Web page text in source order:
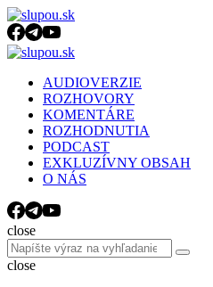
Menu
Search
Menu slupou.sk
AUDIOVERZIE
ROZHOVORY
KOMENTÁRE
ROZHODNUTIA
PODCAST
EXKLUZÍVNY OBSAH
O NÁS
Search
close
Search
for:
Search
close